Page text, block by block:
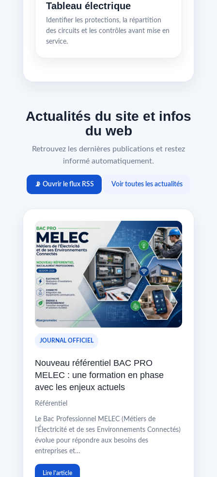
Tableau électrique
Identifier les protections, la répartition
des circuits et les contrôles avant mise en
service.
Actualités du site et infos
du web
Retrouvez les dernières publications et restez
informé automatiquement.
📡 Ouvrir le flux RSS Voir toutes les actualités
JOURNAL OFFICIEL
Nouveau référentiel BAC PRO
MELEC : une formation en phase
avec les enjeux actuels
Référentiel
Le Bac Professionnel MELEC (Métiers de
l’Électricité et de ses Environnements Connectés)
évolue pour répondre aux besoins des
entreprises et…
Lire l'article